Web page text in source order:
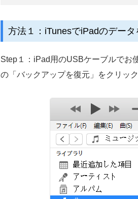
方法１：iTunesでiPadのデータ
Step１：iPad用のUSBケーブルで
の「バックアップを復元」をクリック